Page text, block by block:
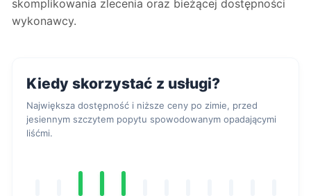
skomplikowania zlecenia oraz bieżącej dostępności
wykonawcy.
Kiedy skorzystać z usługi?
Największa dostępność i niższe ceny po zimie, przed
jesiennym szczytem popytu spowodowanym opadającymi
liśćmi.